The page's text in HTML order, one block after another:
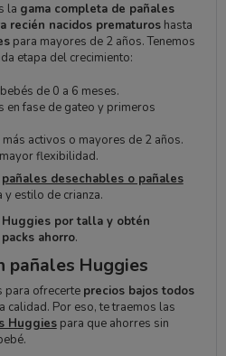
la gama completa de pañales
recién nacidos prematuroshasta
para mayores de 2 años. Tenemos
etapa del crecimiento:
de 0 a 6 meses.
en fase de gateo y primeros
más activos o mayores de 2 años.
flexibilidad.
pañales desechables o pañales
y estilo de crianza.
por talla y obtén
ahorro.
pañales Huggies
para ofrecerte precios bajos todos
calidad. Por eso, te traemos las
Huggiespara que ahorres sin